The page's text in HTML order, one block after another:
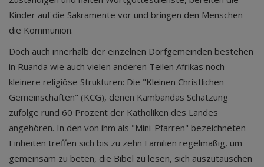
Kinder auf die Sakramente vor und bringen den Menschen
die Kommunion.
Doch auch innerhalb der einzelnen Dorfgemeinden bestehen
in Ruanda wie auch vielen anderen Teilen Afrikas noch
kleinere religiöse Strukturen: Die "Kleinen Christlichen
Gemeinschaften" (KCG), denen Kambandas Schätzung
zufolge rund 60 Prozent der Katholiken des Landes
angehören. In den von ihm als "Mini-Pfarren" bezeichneten
Einheiten treffen sich bis zu zehn Familien regelmäßig, um
gemeinsam zu beten, die Bibel zu lesen, sich auszutauschen